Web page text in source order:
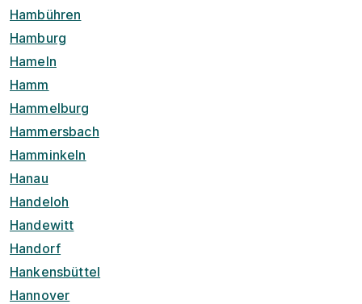
Hambühren
Hamburg
Hameln
Hamm
Hammelburg
Hammersbach
Hamminkeln
Hanau
Handeloh
Handewitt
Handorf
Hankensbüttel
Hannover